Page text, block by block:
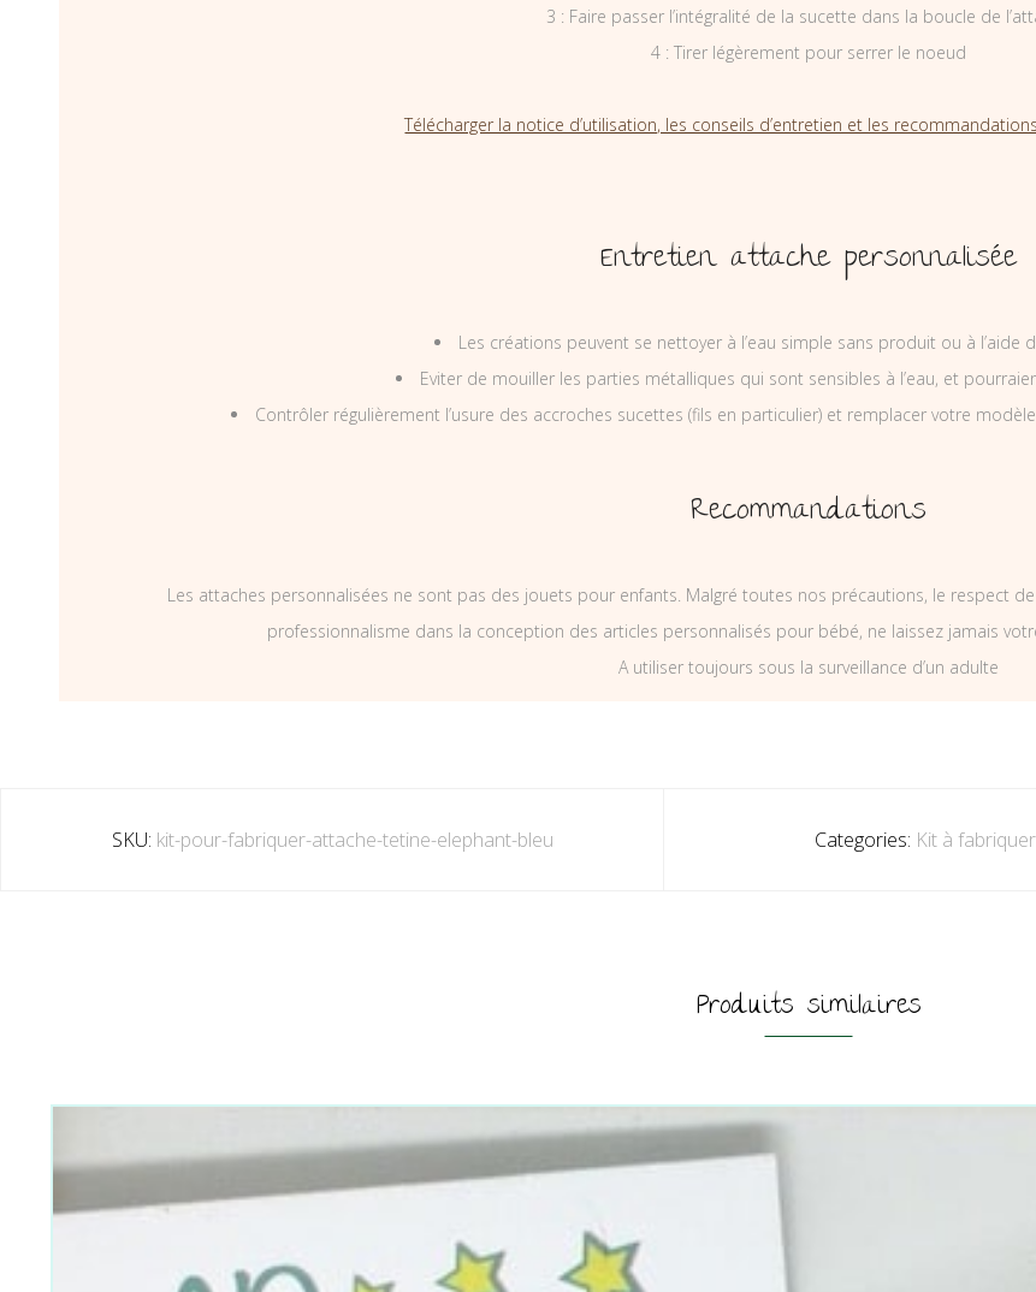
3 : Faire passer l’intégralité de la sucette dans la boucle de
4 : Tirer légèrement pour serrer le noeud
Télécharger la notice d’utilisation, les conseils d’entretien et les
Entretien attache personnalisée
Les créations peuvent se nettoyer à l’eau simple sans produit ou à l’aide
Eviter de mouiller les parties métalliques qui sont sensibles à l’eau, et
Contrôler régulièrement l’usure des accroches sucettes (fils en particulier) et remplacer votre
Recommandations
Les attaches personnalisées ne sont pas des jouets pour enfants. Malgré toutes nos précautions, le respect
professionnalisme dans la conception des articles personnalisés pour bébé, ne laissez jamais
A utiliser toujours sous la surveillance d’un adulte
SKU: kit-pour-fabriquer-attache-tetine-elephant-bleu Categories: Kit à
Produits similaires